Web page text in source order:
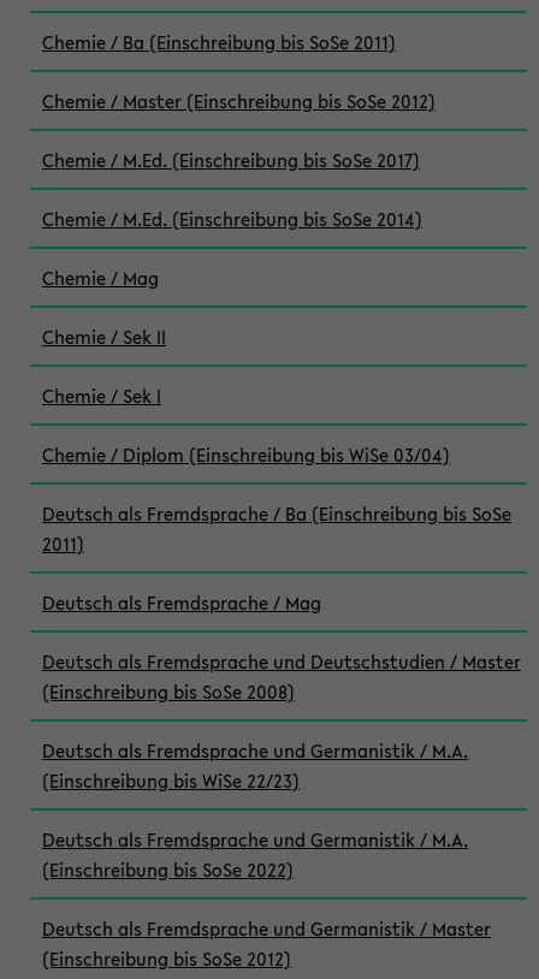
Chemie / Ba (Einschreibung bis SoSe 2011)
Chemie / Master (Einschreibung bis SoSe 2012)
Chemie / M.Ed. (Einschreibung bis SoSe 2017)
Chemie / M.Ed. (Einschreibung bis SoSe 2014)
Chemie / Mag
Chemie / Sek II
Chemie / Sek I
Chemie / Diplom (Einschreibung bis WiSe 03/04)
Deutsch als Fremdsprache / Ba (Einschreibung bis SoSe
2011)
Deutsch als Fremdsprache / Mag
Deutsch als Fremdsprache und Deutschstudien / Master
(Einschreibung bis SoSe 2008)
Deutsch als Fremdsprache und Germanistik / M.A.
(Einschreibung bis WiSe 22/23)
Deutsch als Fremdsprache und Germanistik / M.A.
(Einschreibung bis SoSe 2022)
Deutsch als Fremdsprache und Germanistik / Master
(Einschreibung bis SoSe 2012)